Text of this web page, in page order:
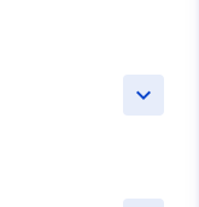
keyboard_arrow_down